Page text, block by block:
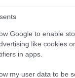
Google to enable
like cookies
in apps.
my user data to be